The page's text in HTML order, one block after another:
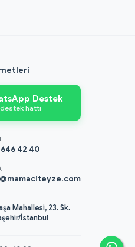
Destek
destek hattı
42 40
Mahallesi, 23. Sk.
İstanbul